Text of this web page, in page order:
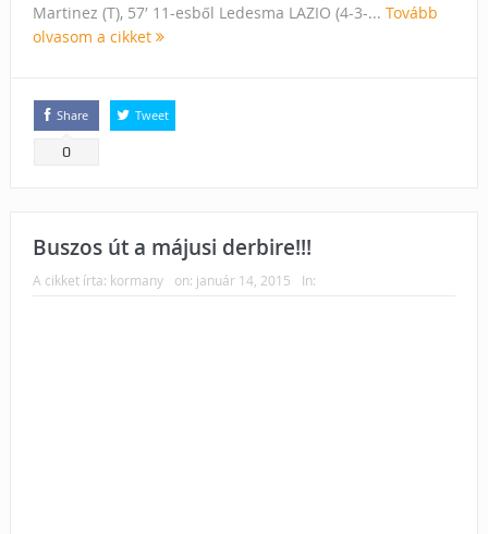
Martinez (T), 57′ 11-esből Ledesma LAZIO (4-3-... Tovább
olvasom a cikket
Share
0
Tweet
Buszos út a májusi derbire!!!
A cikket írta: kormany on: január 14, 2015 In: